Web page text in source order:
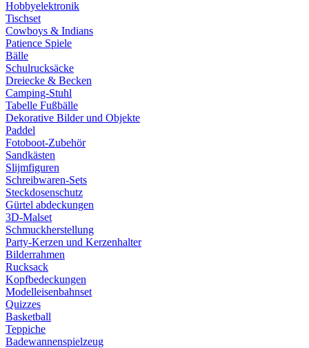
Hobbyelektronik
Tischset
Cowboys & Indians
Patience Spiele
Bälle
Schulrucksäcke
Dreiecke & Becken
Camping-Stuhl
Tabelle Fußbälle
Dekorative Bilder und Objekte
Paddel
Fotoboot-Zubehör
Sandkästen
Slijmfiguren
Schreibwaren-Sets
Steckdosenschutz
Gürtel abdeckungen
3D-Malset
Schmuckherstellung
Party-Kerzen und Kerzenhalter
Bilderrahmen
Rucksack
Kopfbedeckungen
Modelleisenbahnset
Quizzes
Basketball
Teppiche
Badewannenspielzeug